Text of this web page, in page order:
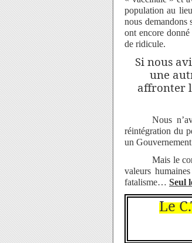
population au
nous
ont encore
de ridicule.
Si nous
une
affronter
Nous
réintégration du
un
Mais le
valeurs
fatalisme… Seul
Le